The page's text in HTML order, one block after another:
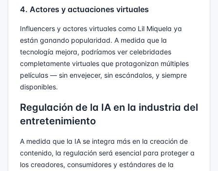
4. Actores y actuaciones virtuales
Influencers y actores virtuales como Lil Miquela ya
están ganando popularidad. A medida que la
tecnología mejora, podríamos ver celebridades
completamente virtuales que protagonizan múltiples
películas — sin envejecer, sin escándalos, y siempre
disponibles.
Regulación de la IA en la industria del
entretenimiento
A medida que la IA se integra más en la creación de
contenido, la regulación será esencial para proteger a
los creadores, consumidores y estándares de la